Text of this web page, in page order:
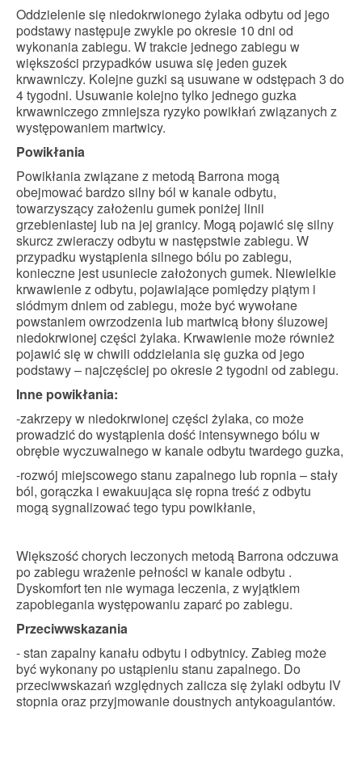
Oddzielenie się niedokrwionego żylaka odbytu od jego
podstawy następuje zwykle po okresie 10 dni od
wykonania zabiegu. W trakcie jednego zabiegu w
większości przypadków usuwa się jeden guzek
krwawniczy. Kolejne guzki są usuwane w odstępach 3 do
4 tygodni. Usuwanie kolejno tylko jednego guzka
krwawniczego zmniejsza ryzyko powikłań związanych z
występowaniem martwicy.
Powikłania
Powikłania związane z metodą Barrona mogą
obejmować bardzo silny ból w kanale odbytu,
towarzyszący założeniu gumek poniżej linii
grzebieniastej lub na jej granicy. Mogą pojawić się silny
skurcz zwieraczy odbytu w następstwie zabiegu. W
przypadku wystąpienia silnego bólu po zabiegu,
konieczne jest usuniecie założonych gumek. Niewielkie
krwawienie z odbytu, pojawiające pomiędzy piątym i
siódmym dniem od zabiegu, może być wywołane
powstaniem owrzodzenia lub martwicą błony śluzowej
niedokrwionej części żylaka. Krwawienie może również
pojawić się w chwili oddzielania się guzka od jego
podstawy – najczęściej po okresie 2 tygodni od zabiegu.
Inne powikłania:
-zakrzepy w niedokrwionej części żylaka, co może
prowadzić do wystąpienia dość intensywnego bólu w
obrębie wyczuwalnego w kanale odbytu twardego guzka,
-rozwój miejscowego stanu zapalnego lub ropnia – stały
ból, gorączka i ewakuująca się ropna treść z odbytu
mogą sygnalizować tego typu powikłanie,
Większość chorych leczonych metodą Barrona odczuwa
po zabiegu wrażenie pełności w kanale odbytu .
Dyskomfort ten nie wymaga leczenia, z wyjątkiem
zapobiegania występowaniu zaparć po zabiegu.
Przeciwwskazania
- stan zapalny kanału odbytu i odbytnicy. Zabieg może
być wykonany po ustąpieniu stanu zapalnego. Do
przeciwwskazań względnych zalicza się żylaki odbytu IV
stopnia oraz przyjmowanie doustnych antykoagulantów.